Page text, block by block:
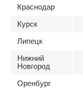
Краснодар
Курск
Липецк
Нижний
Новгород
Оренбург